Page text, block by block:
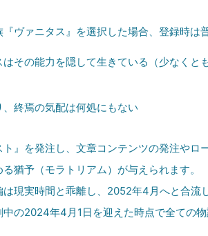
ヴァニタス』を選択した場合、登録時は
その能力を隠して生きている（少なくと
終焉の気配は何処にもない
』を発注し、文章コンテンツの発注やロ
猶予（モラトリアム）が与えられます。
現実時間と乖離し、2052年4月へと合流し
の2024年4月1日を迎えた時点で全ての